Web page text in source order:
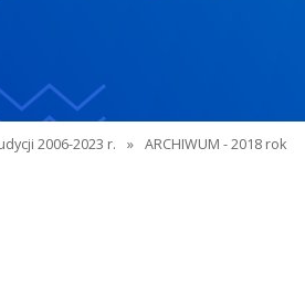
2006-2023 r. » ARCHIWUM - 2018 rok